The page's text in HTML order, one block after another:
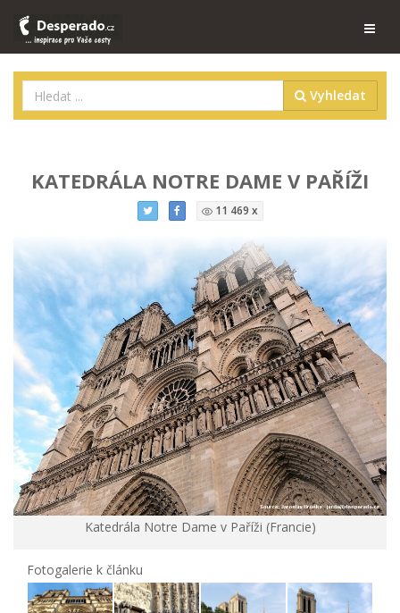
Vyhledat
KATEDRÁLA NOTRE DAME V PAŘÍŽI
11 469 x
Katedrála Notre Dame v Paříži (Francie)
Fotogalerie k článku